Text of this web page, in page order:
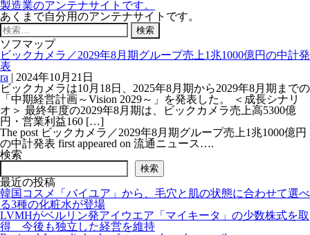
製造業のアンテナサイトです。
あくまで自分用のアンテナサイトです。
検
索:
ソフマップ
ビックカメラ／2029年8月期グループ売上1兆1000億円の中計発
表
ra | 2024年10月21日
ビックカメラは10月18日、2025年8月期から2029年8月期までの
「中期経営計画～Vision 2029～」を発表した。 ＜成長シナリ
オ＞ 最終年度の2029年8月期は、ビックカメラ売上高5300億
円・営業利益160 […]
The post ビックカメラ／2029年8月期グループ売上1兆1000億円
の中計発表 first appeared on 流通ニュース….
検索
検索
最近の投稿
韓国コスメ「バイユア」から、毛穴と肌の状態に合わせて選べ
る3種の化粧水が登場
LVMHがベルリン発アイウエア「マイキータ」の少数株式を取
得 今後も独立した経営を維持